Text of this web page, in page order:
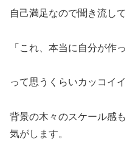
自己満足なので聞き流し
「これ、本当に自分が作
って思うくらいカッコイ
背景の木々のスケール感
気がします。